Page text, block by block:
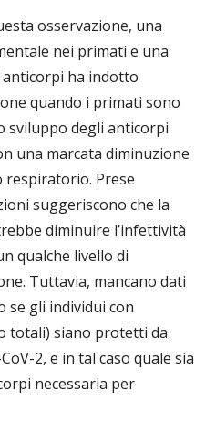
osservazione, una
nei primati e una
anticorpi ha indotto
quando i primati sono
degli anticorpi
una marcata diminuzione
respiratorio. Prese
suggeriscono che la
diminuire l’infettività
qualche livello di
Tuttavia, mancano dati
se gli individui con
totali) siano protetti da
2, e in tal caso quale sia
necessaria per